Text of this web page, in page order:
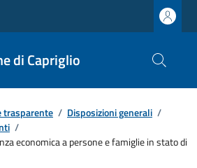
di Capriglio
trasparente / Disposizioni generali /
/
economica a persone e famiglie in stato di